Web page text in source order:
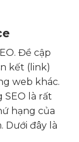
. Đề cập
kết (link)
web khác.
là rất
hạng của
Dưới đây là